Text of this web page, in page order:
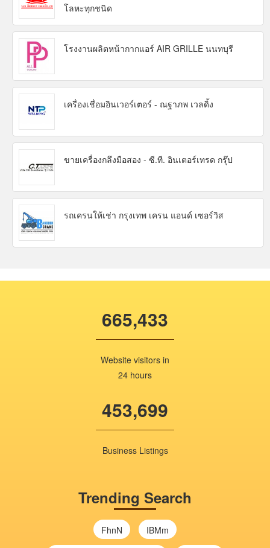
โลหะทุกชนิด
โรงงานผลิตหน้ากากแอร์ AIR GRILLE นนทบุรี
เครื่องเชื่อมอินเวอร์เตอร์ - ณฐาภพ เวลดิ้ง
ขายเครื่องกลึงมือสอง - ซี.ที. อินเตอร์เทรด กรุ๊ป
รถเครนให้เช่า กรุงเทพ เครน แอนด์ เซอร์วิส
665,433
Website visitors in
24 hours
453,699
Business Listings
Trending Search
FhnN IBMm